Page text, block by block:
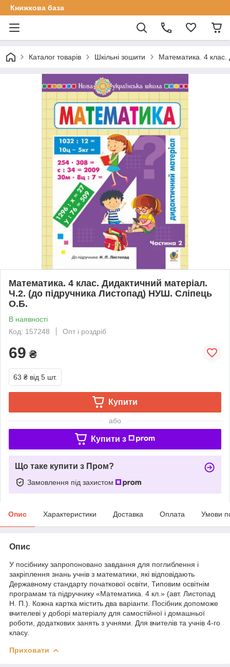
Книжкова база
Каталог товарів Шкільні зошити Математика. 4
Математика. 4 клас. Дидактичний матеріал.
Ч.2. (до підручника Листопад) НУШ. Сліпець
О.Б.
В наявності
Код: 157248
Опт і роздріб
69 ₴
63 ₴ від 5 шт.
Купити
або
Купити з
Що таке купити з Пром?
Замовлення під захистом
Опис Характеристики Доставка Оплата Умови
Опис
У посібнику запропоновано завдання для поглиблення і
закріплення знань учнів з математики, які відповідають
Державному стандарту початкової освіти, Типовим освітнім
програмам та підручнику «Математика. 4 кл.» (авт. Листопад
Н. П.). Кожна картка містить два варіанти. Посібник допоможе
вчителеві у доборі матеріалу для самостійної і домашньої
роботи, додаткових занять з учнями. Для вчителів та учнів 4-го
класу.
Приховати